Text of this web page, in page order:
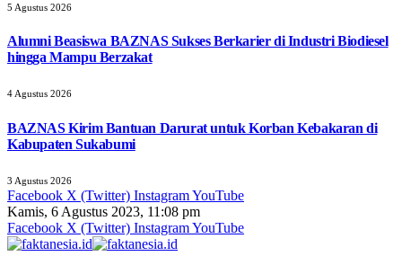
5 Agustus 2026
Alumni Beasiswa BAZNAS Sukses Berkarier di Industri Biodiesel
hingga Mampu Berzakat
4 Agustus 2026
BAZNAS Kirim Bantuan Darurat untuk Korban Kebakaran di
Kabupaten Sukabumi
3 Agustus 2026
Facebook X (Twitter) InstagramYouTube
Kamis, 6 Agustus 2023, 11:08 pm
Facebook X (Twitter) InstagramYouTube